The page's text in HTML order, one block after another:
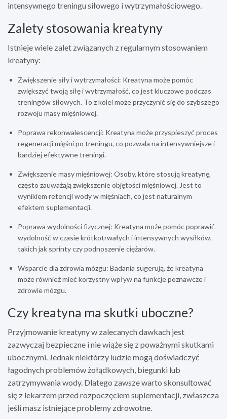
intensywnego treningu siłowego i wytrzymałościowego.
Zalety stosowania kreatyny
Istnieje wiele zalet związanych z regularnym stosowaniem
kreatyny:
Zwiększenie siły i wytrzymałości: Kreatyna może pomóc
zwiększyć twoją siłę i wytrzymałość, co jest kluczowe podczas
treningów siłowych. To z kolei może przyczynić się do szybszego
rozwoju masy mięśniowej.
Poprawa rekonwalescencji: Kreatyna może przyspieszyć proces
regeneracji mięśni po treningu, co pozwala na intensywniejsze i
bardziej efektywne treningi.
Zwiększenie masy mięśniowej: Osoby, które stosują kreatynę,
często zauważają zwiększenie objętości mięśniowej. Jest to
wynikiem retencji wody w mięśniach, co jest naturalnym
efektem suplementacji.
Poprawa wydolności fizycznej: Kreatyna może pomóc poprawić
wydolność w czasie krótkotrwałych i intensywnych wysiłków,
takich jak sprinty czy podnoszenie ciężarów.
Wsparcie dla zdrowia mózgu: Badania sugerują, że kreatyna
może również mieć korzystny wpływ na funkcje poznawcze i
zdrowie mózgu.
Czy kreatyna ma skutki uboczne?
Przyjmowanie kreatyny w zalecanych dawkach jest
zazwyczaj bezpieczne i nie wiąże się z poważnymi skutkami
ubocznymi. Jednak niektórzy ludzie mogą doświadczyć
łagodnych problemów żołądkowych, biegunki lub
zatrzymywania wody. Dlatego zawsze warto skonsultować
się z lekarzem przed rozpoczęciem suplementacji, zwłaszcza
jeśli masz istniejące problemy zdrowotne.